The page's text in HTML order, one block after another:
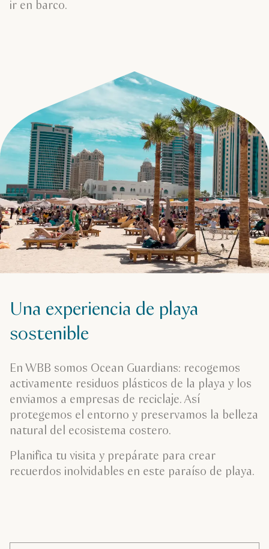
ir en barco.
Una experiencia de playa
sostenible
En WBB somos Ocean Guardians: recogemos
activamente residuos plásticos de la playa y los
enviamos a empresas de reciclaje. Así
protegemos el entorno y preservamos la belleza
natural del ecosistema costero.
Planifica tu visita y prepárate para crear
recuerdos inolvidables en este paraíso de playa.